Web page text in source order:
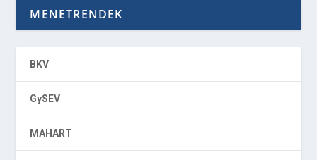
MENETRENDEK
BKV
GySEV
MAHART